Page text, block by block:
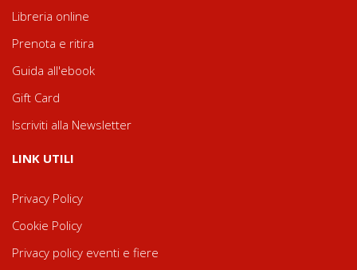
Libreria online
Prenota e ritira
Guida all'ebook
Gift Card
Iscriviti alla Newsletter
LINK UTILI
Privacy Policy
Cookie Policy
Privacy policy eventi e fiere